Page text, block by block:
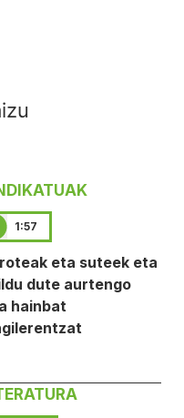
1:57
eta suteek eta
dute aurtengo
hainbat